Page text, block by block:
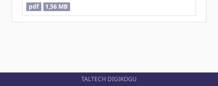
pdf 1,56 MB
TALTECH DIGIKOGU